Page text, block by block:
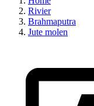
Rivier
Brahmaputra
Jute molen